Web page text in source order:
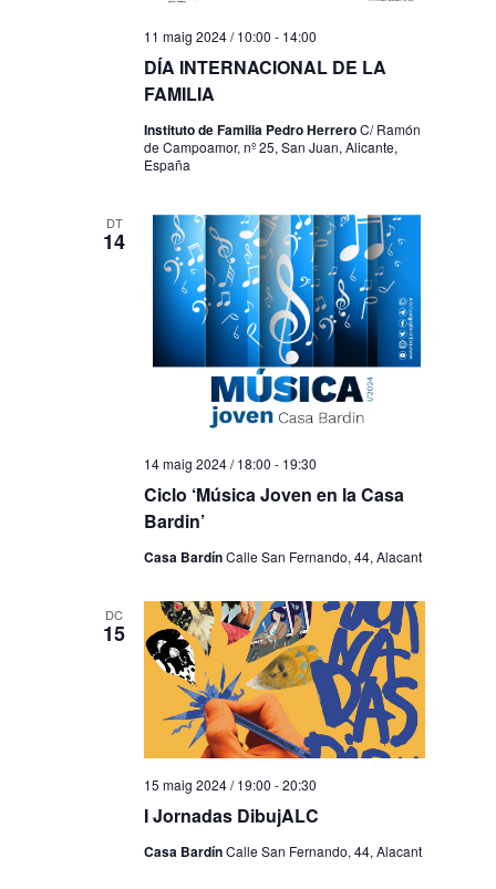
DÍA INTERNACIONAL DE LA
FAMILIA
11 maig 2024 / 10:00 - 14:00
Instituto de Familia Pedro HerreroC/ Ramón
de Campoamor, nº 25, San Juan, Alicante,
España
DT
14
Ciclo ‘Música Joven en la Casa
Bardin’
14 maig 2024 / 18:00 - 19:30
Casa BardínCalle San Fernando, 44, Alacant
DC
15
I Jornadas DibujALC
15 maig 2024 / 19:00 -20:30
Casa BardínCalle San Fernando, 44, Alacant